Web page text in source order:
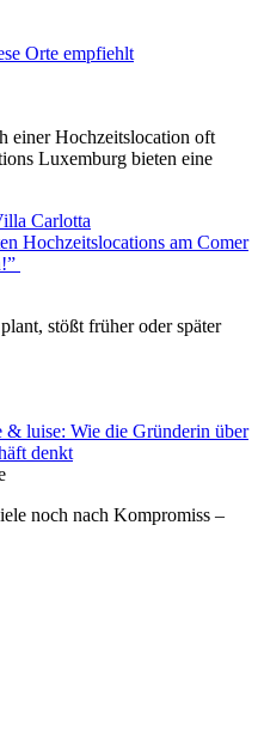
Orte empfiehlt
einer Hochzeitslocation oft
Luxemburg bieten eine
Hochzeitslocations am Comer
stößt früher oder später
& luise: Wie die Gründerin über
denkt
noch nach Kompromiss –